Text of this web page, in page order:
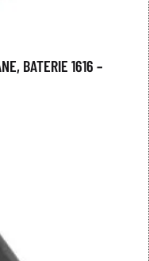
BATERIE 1616 –